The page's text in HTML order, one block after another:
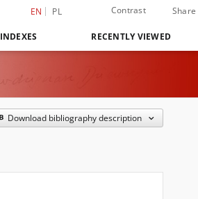
EN PL Contrast Share
INDEXES RECENTLY VIEWED
Download bibliography description